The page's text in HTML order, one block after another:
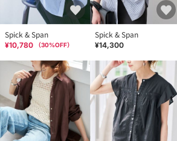
※商品の色味は、商品アップ画像をご参照
ブラック・ナチュラル・サックスブルー・
ブラウン着用スタッフ身長：165cm 着用
詳細着用スタッフ身長：164cm 着用サイズ
本体:手洗い可能、麻製品、製品洗い、デリ
品・シルクなど）
Spick & Span
¥10,780 （30%OFF）
Spick & Span
¥14,300